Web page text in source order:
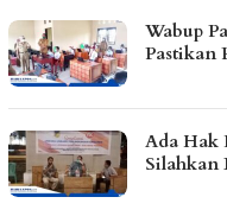
Wabup
Pastikan
Ada Hak
Silahkan